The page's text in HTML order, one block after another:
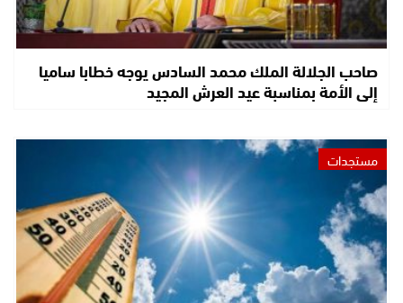
صاحب الجلالة الملك محمد السادس يوجه خطابا ساميا
إلى الأمة بمناسبة عيد العرش المجيد
مستجدات